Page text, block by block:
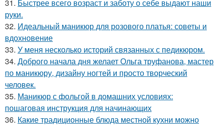
31. Быстрее всего возраст и заботу о себе выдают наши
руки.
32. Идеальный маникюр для розового платья: советы и
вдохновение
33. У меня несколько историй связанных с педикюром.
34. Доброго начала дня желает Ольга труфанова, мастер
по маникюру, дизайну ногтей и просто творческий
человек.
35. Маникюр с фольгой в домашних условиях:
пошаговая инструкция для начинающих
36. Какие традиционные блюда местной кухни можно